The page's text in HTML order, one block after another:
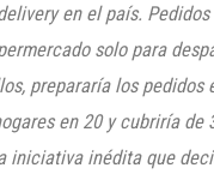
en el país.
solo para
prepararía los pedidos
en 20 y cubriría de
iniciativa inédita que